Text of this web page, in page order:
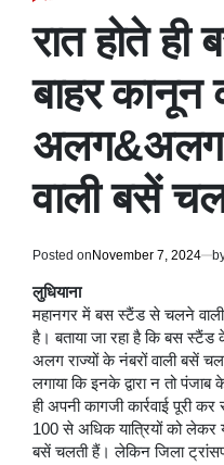
रात होते
बाहर
अलग&अलग
वाली बसें
Posted onNovember 7, 2024
लुधियाना
महानगर में बस स्टैंड से चलने
है। बताया जा रहा है कि बस
अलग राज्यों के नंबरों वाली बसें
लगाया कि इनके द्वारा न तो
ही अपनी कागजी कार्रवाई पूरी
100 से अधिक यात्रियों को लेकर
बसें चलती हैं। लेकिन जिला